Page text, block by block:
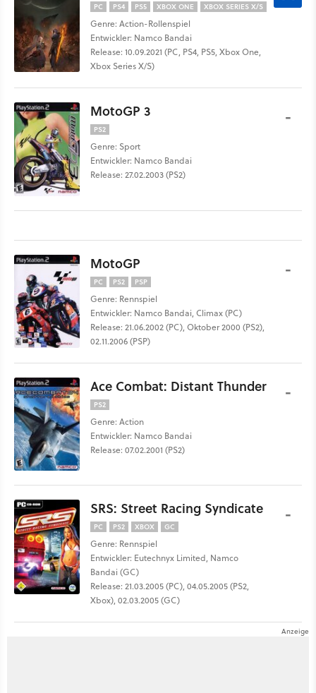
PC PS4 PS5 XBOX ONE XBOX SERIES X/S
Genre: Action-Rollenspiel
Entwickler: Namco Bandai
Release: 10.09.2021 (PC, PS4, PS5, Xbox One,
Xbox Series X/S)
MotoGP 3
PS2
Genre: Sport
Entwickler: Namco Bandai
Release: 27.02.2003 (PS2)
-
MotoGP
PC PS2 PSP
Genre: Rennspiel
Entwickler: Namco Bandai, Climax (PC)
Release: 21.06.2002 (PC), Oktober 2000 (PS2),
02.11.2006 (PSP)
-
Ace Combat: Distant Thunder
PS2
Genre: Action
Entwickler: Namco Bandai
Release: 07.02.2001 (PS2)
-
SRS: Street Racing Syndicate
PC PS2 XBOX GC
Genre: Rennspiel
Entwickler: Eutechnyx Limited, Namco
Bandai (GC)
Release: 21.03.2005 (PC), 04.05.2005 (PS2,
Xbox), 02.03.2005 (GC)
-